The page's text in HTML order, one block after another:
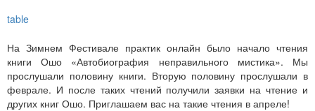
На Зимнем Фестивале практик онлайн было начало чтения
книги Ошо «Автобиография неправильного мистика». Мы
прослушали половину книги. Вторую половину прослушали в
феврале. И после таких чтений получили заявки на чтение и
других книг Ошо. Приглашаем вас на такие чтения в апреле!